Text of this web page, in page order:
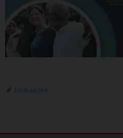
formazione